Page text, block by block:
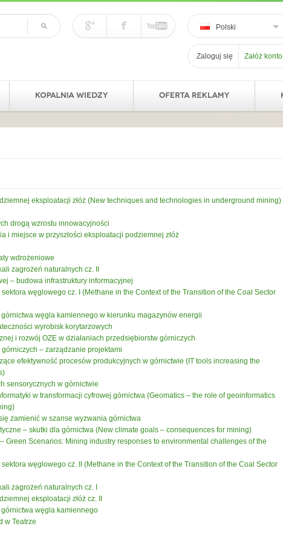
Polski
Zaloguj się Załóż konto
eksploatacji złóż (New techniques and technologies in underground mining)
drogą wzrostu innowacyjności
i miejsce w przyszłości eksploatacji podziemnej złóż
wdrożeniowe
zagrożeń naturalnych cz. II
– budowa infrastruktury informacyjnej
węglowego cz. I (Methane in the Context of the Transition of the Coal Sector
węgla kamiennego w kierunku magazynów energii
wyrobisk korytarzowych
i rozwój OZE w działaniach przedsiębiorstw górniczych
– zarządzanie projektami
efektywność procesów produkcyjnych w górnictwie (IT tools increasing the
sensorycznych w górnictwie
w transformacji cyfrowej górnictwa (Geomatics – the role of geoinformatics
zamienić w szanse wyzwania górnictwa
– skutki dla górnictwa (New climate goals – consequences for mining)
Green Scenarios: Mining industry responses to environmental challenges of the
węglowego cz. II (Methane in the Context of the Transition of the Coal Sector
zagrożeń naturalnych cz. I
eksploatacji złóż cz. II
węgla kamiennego
w Teatrze